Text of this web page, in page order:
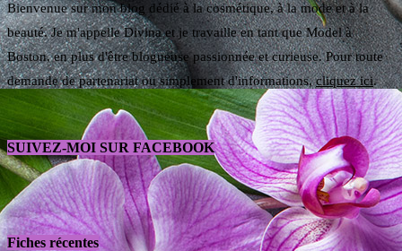
Bienvenue sur mon blog dédié à la cosmétique, à la mode et à la
beauté. Je m'appelle Divina et je travaille en tant que Model à
Boston, en plus d'être blogueuse passionnée et curieuse. Pour toute
demande de partenariat ou simplement d'informations,cliquez ici.
SUIVEZ-MOI SUR FACEBOOK
Fiches récentes